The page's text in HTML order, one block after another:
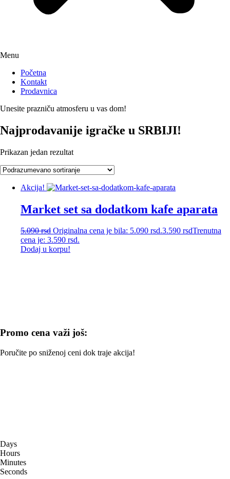
Menu
Početna
Kontakt
Prodavnica
Unesite prazniču atmosferu u vas dom!
Najprodavanije igračke u SRBIJI!
Prikazan jedan rezultat
Akcija!
Market set sa dodatkom kafe aparata
5.090rsd Originalna cena je bila: 5.090 rsd.3.590 rsdTrenutna
cena je: 3.590 rsd.
Dodaj u korpu!
Promo cena važi još:
Poručite po sniženoj ceni dok traje akcija!
Days
Hours
Minutes
Seconds